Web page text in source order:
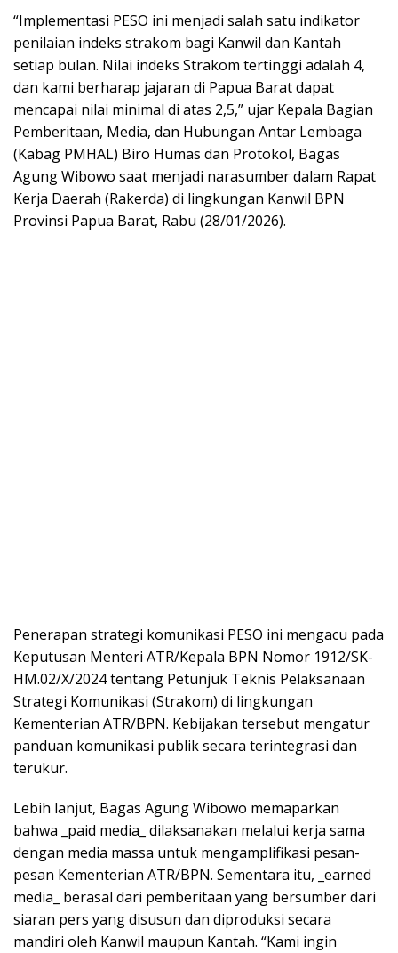
“Implementasi PESO ini menjadi salah satu indikator
penilaian indeks strakom bagi Kanwil dan Kantah
setiap bulan. Nilai indeks Strakom tertinggi adalah 4,
dan kami berharap jajaran di Papua Barat dapat
mencapai nilai minimal di atas 2,5,” ujar Kepala Bagian
Pemberitaan, Media, dan Hubungan Antar Lembaga
(Kabag PMHAL) Biro Humas dan Protokol, Bagas
Agung Wibowo saat menjadi narasumber dalam Rapat
Kerja Daerah (Rakerda) di lingkungan Kanwil BPN
Provinsi Papua Barat, Rabu (28/01/2026).
Penerapan strategi komunikasi PESO ini mengacu pada
Keputusan Menteri ATR/Kepala BPN Nomor 1912/SK-
HM.02/X/2024 tentang Petunjuk Teknis Pelaksanaan
Strategi Komunikasi (Strakom) di lingkungan
Kementerian ATR/BPN. Kebijakan tersebut mengatur
panduan komunikasi publik secara terintegrasi dan
terukur.
Lebih lanjut, Bagas Agung Wibowo memaparkan
bahwa _paid media_ dilaksanakan melalui kerja sama
dengan media massa untuk mengamplifikasi pesan-
pesan Kementerian ATR/BPN. Sementara itu, _earned
media_ berasal dari pemberitaan yang bersumber dari
siaran pers yang disusun dan diproduksi secara
mandiri oleh Kanwil maupun Kantah. “Kami ingin